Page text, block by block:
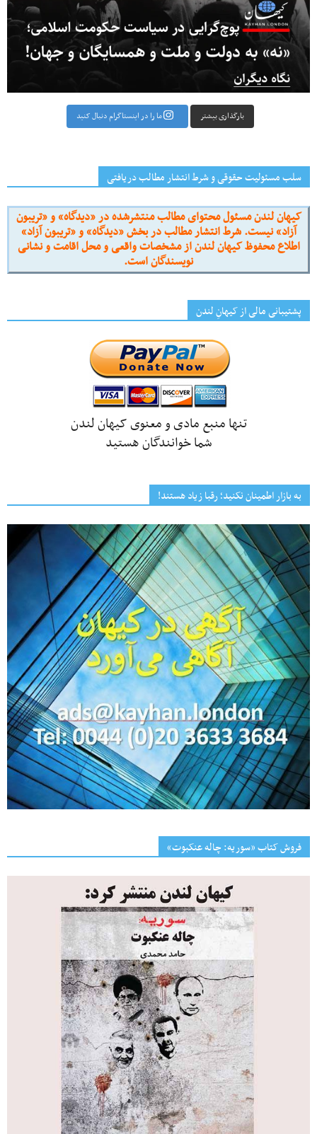
بارگذاری بیشتر ما را در اینستاگرام دنبال کنید
سلب مسئولیت حقوقی و شرط انتشار مطالب دریافتی
کیهان لندن مسئول محتوای مطالب منتشرشده در «دیدگاه» و «تریبون
آزاد» نیست. شرط انتشار مطالب در بخش «دیدگاه» و «تریبون آزاد»
اطلاع محفوظ کیهان لندن از مشخصات واقعی و محل اقامت و نشانی
نویسندگان است.
پشتیبانی مالی از کیهانِ لندن
تنها منبع مادی و معنوی کیهان لندن
شما خوانندگان هستید
به بازار اطمینان نکنید؛ رقبا زیاد هستند!
فروش کتاب «سوریه: چاله عنکبوت»